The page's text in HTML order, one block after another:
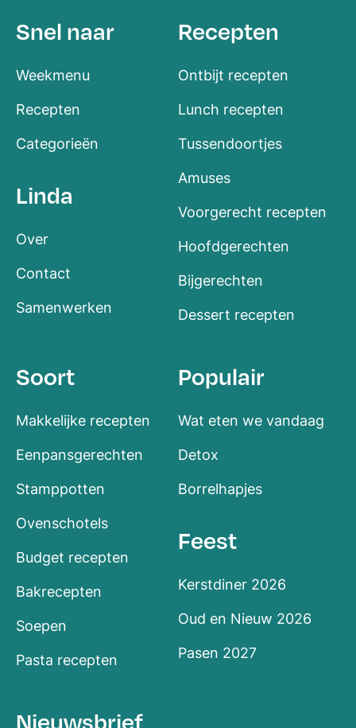
Snel naar
Weekmenu
Recepten
Categorieën
Linda
Over
Contact
Samenwerken
Recepten
Ontbijt recepten
Lunch recepten
Tussendoortjes
Amuses
Voorgerecht recepten
Hoofdgerechten
Bijgerechten
Dessert recepten
Soort
Makkelijke recepten
Eenpansgerechten
Stamppotten
Ovenschotels
Budget recepten
Bakrecepten
Soepen
Pasta recepten
Populair
Wat eten we vandaag
Detox
Borrelhapjes
Feest
Kerstdiner 2026
Oud en Nieuw 2026
Pasen 2027
Nieuwsbrief